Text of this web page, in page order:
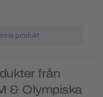
produkt.
från
& Olympiska